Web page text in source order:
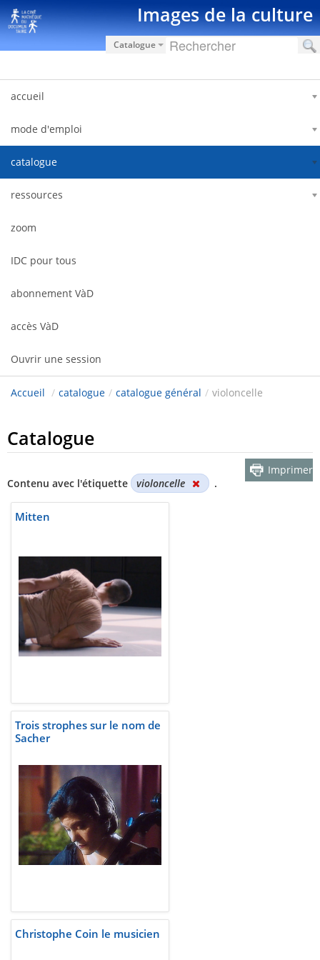
Saut au contenu Images de la culture
Catalogue
accueil
mode d'emploi
catalogue
ressources
zoom
IDC pour tous
abonnement VàD
accès VàD
Ouvrir une session
Accueil / catalogue / catalogue général / violoncelle
Catalogue
Contenu avec l'étiquette violoncelle .
Imprimer
Mitten
Trois strophes sur le nom de
Sacher
Christophe Coin le musicien